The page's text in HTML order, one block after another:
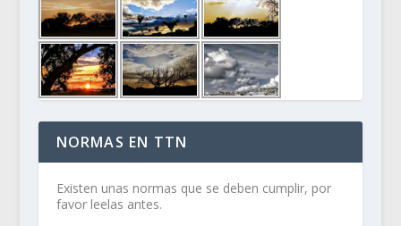
NORMAS EN TTN
Existen unas normas que se deben cumplir, por
favor leelas antes.